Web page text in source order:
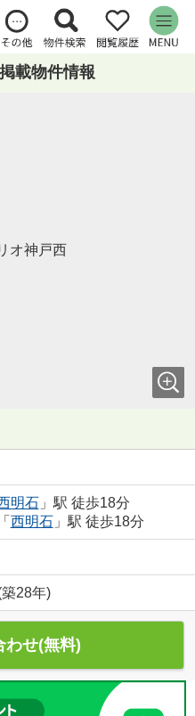
載物件情報
明石」駅 徒歩18分
「 西明石」駅 徒歩18分
28年)
わせ(無料)